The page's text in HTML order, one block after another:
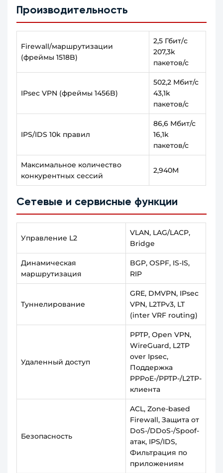
Производительность
Firewall/маршрутизации
(фреймы 1518B)
2,5 Гбит/c
207,3k
пакетов/с
IPsec VPN (фреймы 1456B)
502,2 Мбит/с
43,1k
пакетов/с
IPS/IDS 10k правил
86,6 Мбит/с
16,1k
пакетов/с
Максимальное количество
конкурентных сессий
2,940M
Сетевые и сервисные функции
Управление L2
VLAN, LAG/LACP,
Bridge
Динамическая
маршрутизация
BGP, OSPF, IS-IS,
RIP
Туннелирование
GRE, DMVPN, IPsec
VPN, L2TPv3, LT
(inter VRF routing)
Удаленный доступ
PPTP, Open VPN,
WireGuard, L2TP
over Ipsec,
Поддержка
PPPoE-/PPTP-/L2TP-
клиента
Безопасность
ACL, Zone-based
Firewall, Защита от
DoS-/DDoS-/Spoof-
атак, IPS/IDS,
Фильтрация по
приложениям